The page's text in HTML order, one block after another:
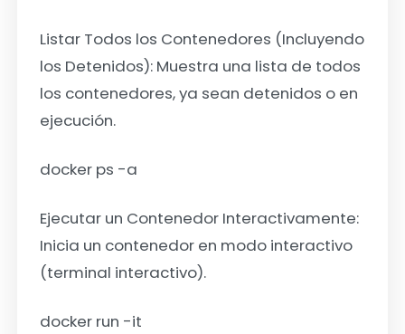
Listar Todos los Contenedores (Incluyendo
los Detenidos): Muestra una lista de todos
los contenedores, ya sean detenidos o en
ejecución.
docker ps -a
Ejecutar un Contenedor Interactivamente:
Inicia un contenedor en modo interactivo
(terminal interactivo).
docker run -it